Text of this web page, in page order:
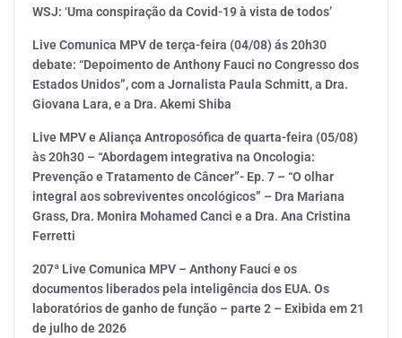
WSJ: ‘Uma conspiração da Covid-19 à vista de todos’
Live Comunica MPV de terça-feira (04/08) ás 20h30
debate: “Depoimento de Anthony Fauci no Congresso dos
Estados Unidos”, com a Jornalista Paula Schmitt, a Dra.
Giovana Lara, e a Dra. Akemi Shiba
Live MPV e Aliança Antroposófica de quarta-feira (05/08)
às 20h30 – “Abordagem integrativa na Oncologia:
Prevenção e Tratamento de Câncer”- Ep. 7 – “O olhar
integral aos sobreviventes oncológicos” – Dra Mariana
Grass, Dra. Monira Mohamed Canci e a Dra. Ana Cristina
Ferretti
207ª Live Comunica MPV – Anthony Fauci e os
documentos liberados pela inteligência dos EUA. Os
laboratórios de ganho de função – parte 2 – Exibida em 21
de julho de 2026